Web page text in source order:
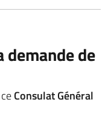
demande de
Consulat Général